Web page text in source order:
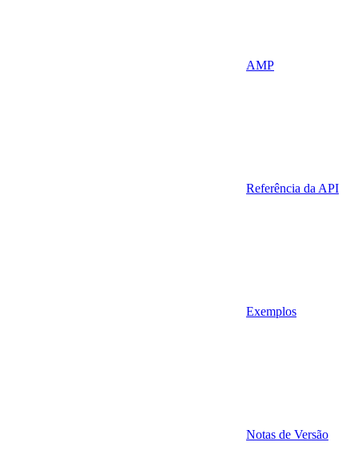
AMP
Referência da API
Exemplos
Notas de Versão